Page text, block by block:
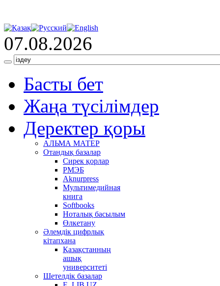
07.08.2026
Басты бет
Жаңа түсілімдер
Деректер қоры
АЛЬМА МАТЕР
Отандық базалар
Сирек қорлар
РМЭБ
Аknurpress
Мультимедийная
книга
Softbooks
Ноталық басылым
Өлкетану
Әлемдік цифрлық
кітапхана
Қазақстанның
ашық
университеті
Шетелдік базалар